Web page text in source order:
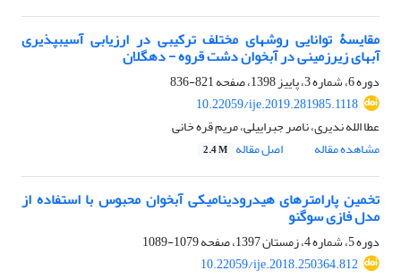
مقایسۀ توانایی روش‏های مختلف ترکیبی در ارزیابی آسیب‏پذیری
آب‏های زیرزمینی در آبخوان دشت قروه - دهگلان
دوره 6، شماره 3، پاییز 1398، صفحه
821-836
10.22059/ije.2019.281985.1118
عطا الله ندیری، ناصر جبراییلی، مریم قره خانی
مشاهده مقاله
اصل مقاله 2.4 M
تخمین پارامترهای هیدرودینامیکی آبخوان محبوس با استفاده از
مدل فازی سوگنو
دوره 5، شماره 4، زمستان 1397، صفحه
1079-1089
10.22059/ije.2018.250364.812